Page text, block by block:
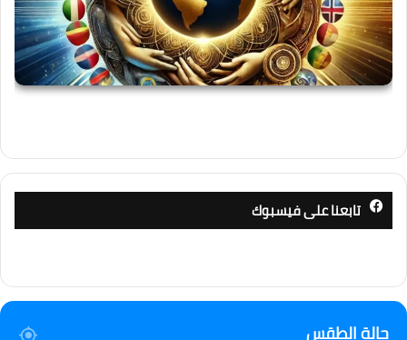
تابعنا على فيسبوك
حالة الطقس